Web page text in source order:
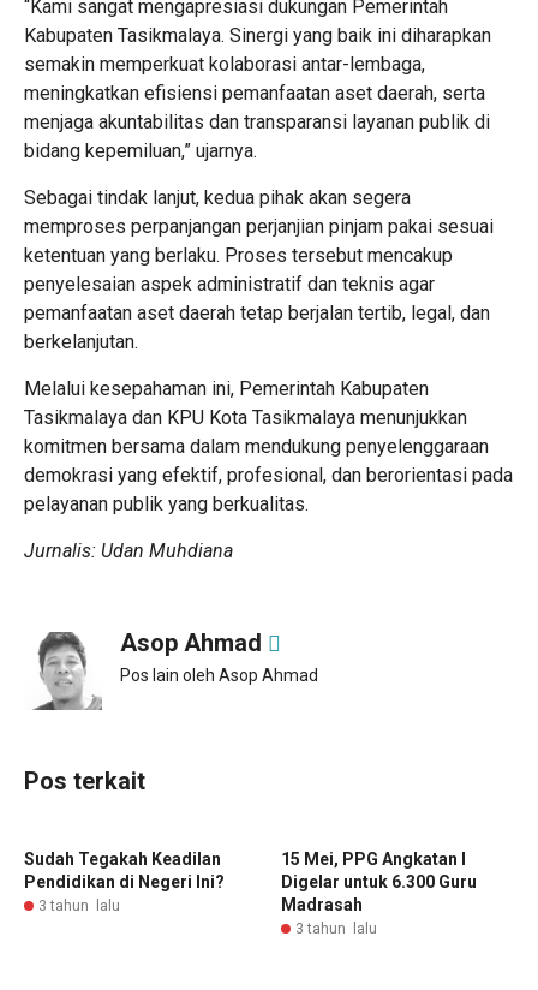
“Kami sangat mengapresiasi dukungan Pemerintah
Kabupaten Tasikmalaya. Sinergi yang baik ini diharapkan
semakin memperkuat kolaborasi antar-lembaga,
meningkatkan efisiensi pemanfaatan aset daerah, serta
menjaga akuntabilitas dan transparansi layanan publik di
bidang kepemiluan,” ujarnya.
Sebagai tindak lanjut, kedua pihak akan segera
memproses perpanjangan perjanjian pinjam pakai sesuai
ketentuan yang berlaku. Proses tersebut mencakup
penyelesaian aspek administratif dan teknis agar
pemanfaatan aset daerah tetap berjalan tertib, legal, dan
berkelanjutan.
Melalui kesepahaman ini, Pemerintah Kabupaten
Tasikmalaya dan KPU Kota Tasikmalaya menunjukkan
komitmen bersama dalam mendukung penyelenggaraan
demokrasi yang efektif, profesional, dan berorientasi pada
pelayanan publik yang berkualitas.
Jurnalis: Udan Muhdiana
Asop Ahmad
Pos lain oleh Asop Ahmad
Pos terkait
Sudah Tegakah Keadilan
Pendidikan di Negeri Ini?
3 tahun lalu
15 Mei, PPG Angkatan I
Digelar untuk 6.300 Guru
Madrasah
3 tahun lalu